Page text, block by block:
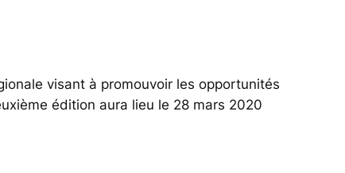
visant à promouvoir les opportunités
édition aura lieu le 28 mars 2020